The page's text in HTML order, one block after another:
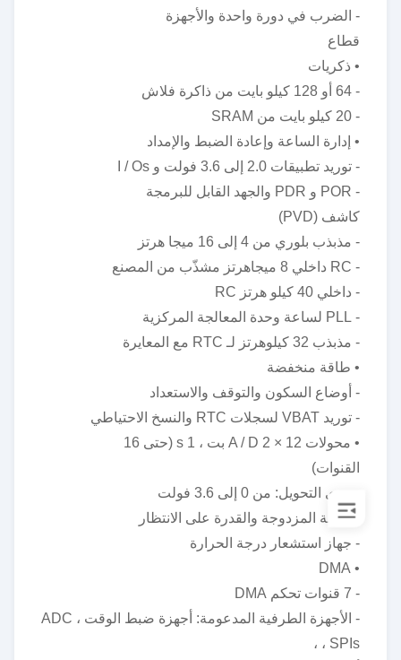
- الضرب في دورة واحدة والأجهزة
قطاع
• ذكريات
- 64 أو 128 كيلو بايت من ذاكرة فلاش
- 20 كيلو بايت من SRAM
• إدارة الساعة وإعادة الضبط والإمداد
- توريد تطبيقات 2.0 إلى 3.6 فولت و I / Os
- POR و PDR والجهد القابل للبرمجة
كاشف (PVD)
- مذبذب بلوري من 4 إلى 16 ميجا هرتز
- RC داخلي 8 ميجاهرتز مشذّب من المصنع
- داخلي 40 كيلو هرتز RC
- PLL لساعة وحدة المعالجة المركزية
- مذبذب 32 كيلوهرتز لـ RTC مع المعايرة
• طاقة منخفضة
- أوضاع السكون والتوقف والاستعداد
- توريد VBAT لسجلات RTC والنسخ الاحتياطي
• محولات A / D 2 × 12 بت ، 1 s (حتى 16
القنوات)
- مدى التحويل: من 0 إلى 3.6 فولت
- العينة المزدوجة والقدرة على الانتظار
- جهاز استشعار درجة الحرارة
• DMA
- 7 قنوات تحكم DMA
- الأجهزة الطرفية المدعومة: أجهزة ضبط الوقت ، ADC
، SPIs ،